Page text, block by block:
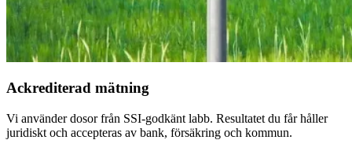
Ackrediterad mätning
Vi använder dosor från SSI-godkänt labb. Resultatet du får håller
juridiskt och accepteras av bank, försäkring och kommun.